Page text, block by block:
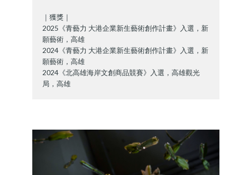
｜獲獎｜
2025《青藝力 大港企業新生藝術創作計畫》入選，新
願藝術，高雄
2024《青藝力 大港企業新生藝術創作計畫》入選，新
願藝術，高雄
2024《北高雄海岸文創商品競賽》入選，高雄觀光
局，高雄